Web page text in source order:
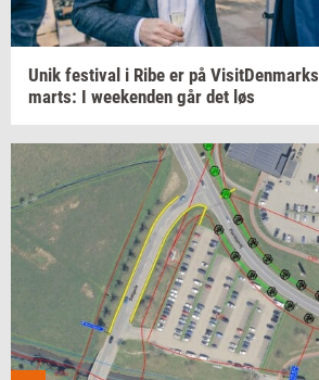
Unik festi­val i Ribe er på Vi­sit­Den­marks
marts: I we­e­ken­den går det løs